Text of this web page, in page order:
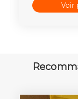
Voir